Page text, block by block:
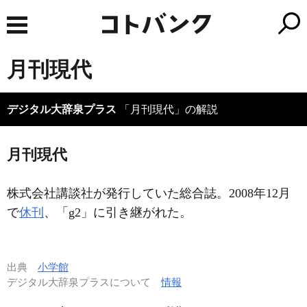
月刊現代
デジタル大辞泉プラス 「月刊現代」の解説
月刊現代
株式会社講談社が発行していた総合誌。2008年12月
で休刊 、「g2」に引き継がれた。
出典 小学館
デジタル大辞泉プラスについて情報